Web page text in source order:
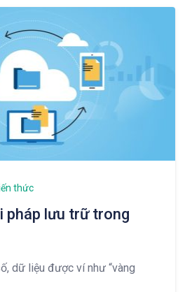
thức
pháp lưu trữ trong
dữ liệu được ví như “vàng